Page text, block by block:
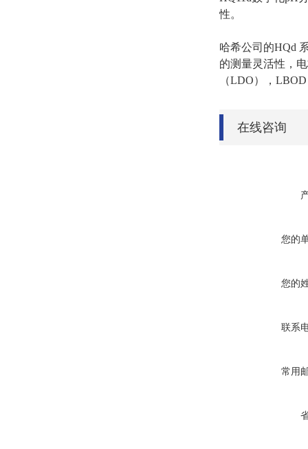
性。
哈希公司的HQd
的测量灵活性，
（LDO），
在线咨询
您的
您的
联系
常用